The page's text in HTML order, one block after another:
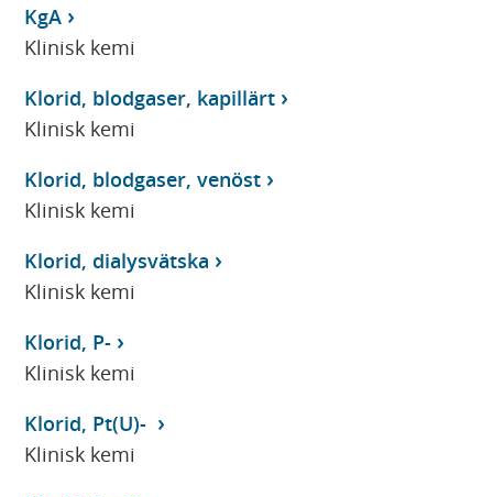
KgA
Klinisk kemi
Klorid, blodgaser, kapillärt
Klinisk kemi
Klorid, blodgaser, venöst
Klinisk kemi
Klorid, dialysvätska
Klinisk kemi
Klorid, P-
Klinisk kemi
Klorid, Pt(U)-
Klinisk kemi